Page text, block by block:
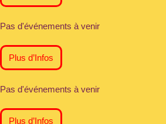
Pas d'événements à venir
Plus d’Infos
Pas d'événements à venir
Plus d’Infos